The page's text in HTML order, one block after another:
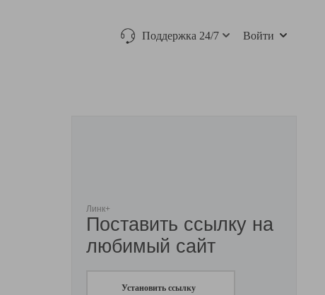
Поддержка 24/7 Войти
Линк+
Поставить ссылку на
любимый сайт
Установить ссылку